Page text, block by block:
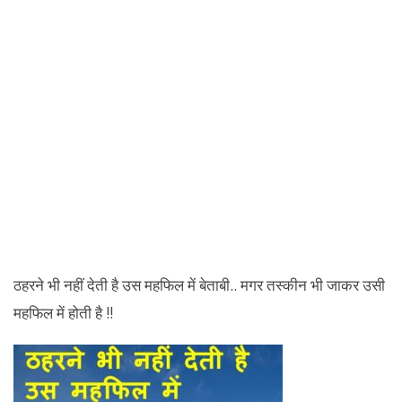
ठहरने भी नहीं देती है उस महफिल में बेताबी.. मगर तस्कीन भी जाकर उसी
महफिल में होती है !!